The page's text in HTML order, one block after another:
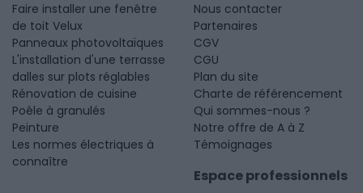
Faire installer une fenêtre
de toit Velux
Panneaux photovoltaïques
L'installation d'une terrasse
dalles sur plots réglables
Rénovation de cuisine
Poêle à granulés
Peinture
Les normes électriques à
connaître
Nous contacter
Partenaires
CGV
CGU
Plan du site
Charte de référencement
Qui sommes-nous ?
Notre offre de A à Z
Témoignages
Espace professionnels